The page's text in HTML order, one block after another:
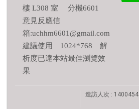
樓 L308 室 分機6601
意見反應信
箱:uchhm6601@gmail.com
建議使用 1024*768 解
析度已達本站最佳瀏覽效
果
造訪人次 : 1400454